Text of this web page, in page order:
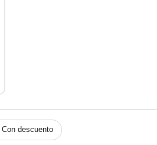
Con descuento